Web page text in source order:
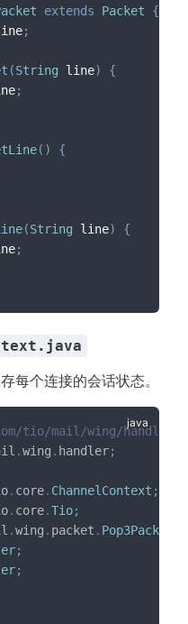
extends Packet
{
;
(String line)
{
;
( )
{
(String line)
{
;
每个连接的会话状态。
tio/mail/wing/handler/
.wing . handler;
. core. ChannelContext ;
. core.Tio;
.wing . packet . Pop3Packet
;
;